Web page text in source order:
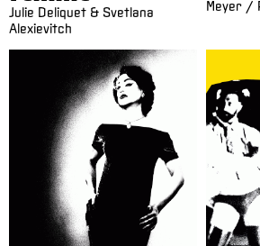
Julie Deliquet & Svetlana
Alexievitch
Meyer /